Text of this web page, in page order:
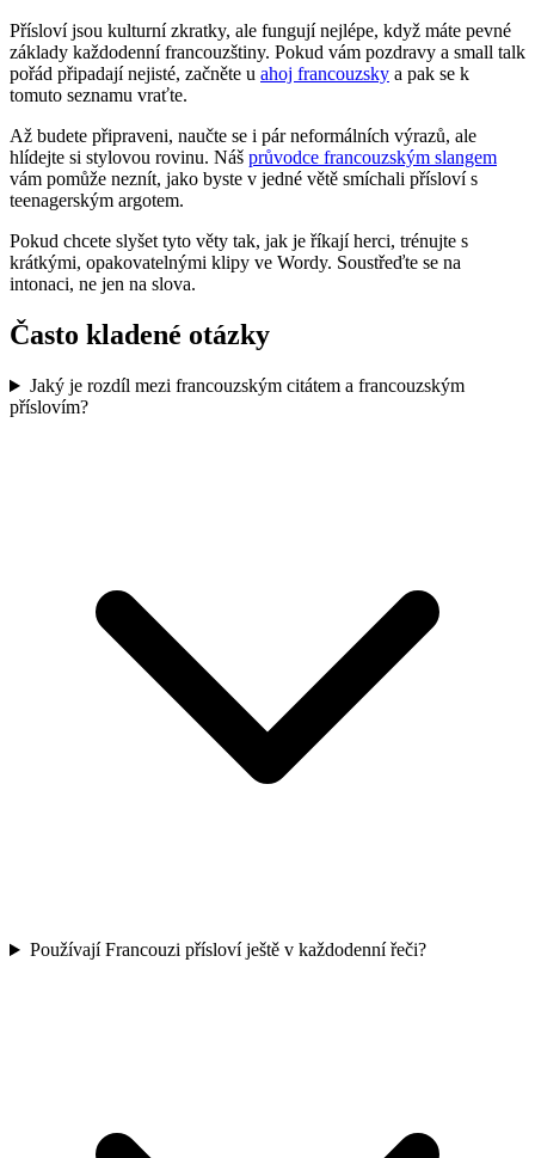
Přísloví jsou kulturní zkratky, ale fungují nejlépe, když máte pevné
základy každodenní francouzštiny. Pokud vám pozdravy a small talk
pořád připadají nejisté, začněte u ahoj francouzsky a pak se k
tomuto seznamu vraťte.
Až budete připraveni, naučte se i pár neformálních výrazů, ale
hlídejte si stylovou rovinu. Náš průvodce francouzským slangem
vám pomůže neznít, jako byste v jedné větě smíchali přísloví s
teenagerským argotem.
Pokud chcete slyšet tyto věty tak, jak je říkají herci, trénujte s
krátkými, opakovatelnými klipy ve Wordy. Soustřeďte se na
intonaci, ne jen na slova.
Často kladené otázky
Jaký je rozdíl mezi francouzským citátem a francouzským
příslovím?
Používají Francouzi přísloví ještě v každodenní řeči?